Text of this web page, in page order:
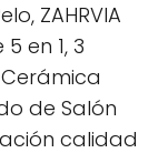
ZAHRVIA
en 1, 3
de Salón
calidad